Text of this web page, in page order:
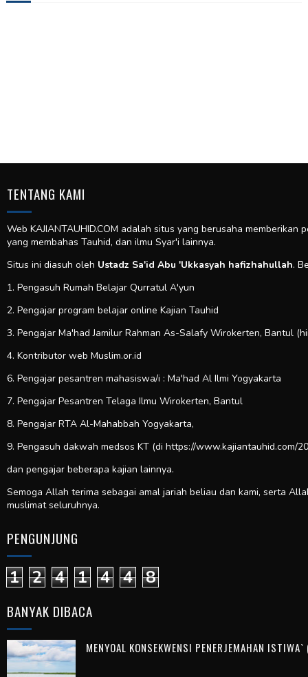
TENTANG KAMI
Web KAJIANTAUHID.COM adalah situs yang berusaha
yang membahas Tauhid, dan ilmu Syar'i lainnya.
Situs ini diasuh oleh Ustadz Sa'id Abu 'Ukkasyah hafizhahullah.
1. Pengasuh Rumah Belajar Qurratul A'yun
2. Pengajar program belajar online Kajian Tauhid
3. Pengajar Ma'had Jamilur Rahman As-Salafy Wirokerten, Bantul
4. Kontributor web Muslim.or.id
6. Pengajar pesantren mahasiswa/i : Ma'had Al Ilmi Yogyakarta
7. Pengajar Pesantren Telaga Ilmu Wirokerten, Bantul
8. Pengajar RTA Al-Mahabbah Yogyakarta,
9. Pengasuh dakwah medsos KT (di https://www.kajiantauhid.com/
dan pengajar beberapa kajian lainnya.
Semoga Allah terima sebagai amal jariah beliau dan kami, serta
muslimat seluruhnya.
PENGUNJUNG
1 2 4 1 4 4 8
BANYAK DIBACA
MENYOAL KONSEKWENSI PENERJEMAHAN